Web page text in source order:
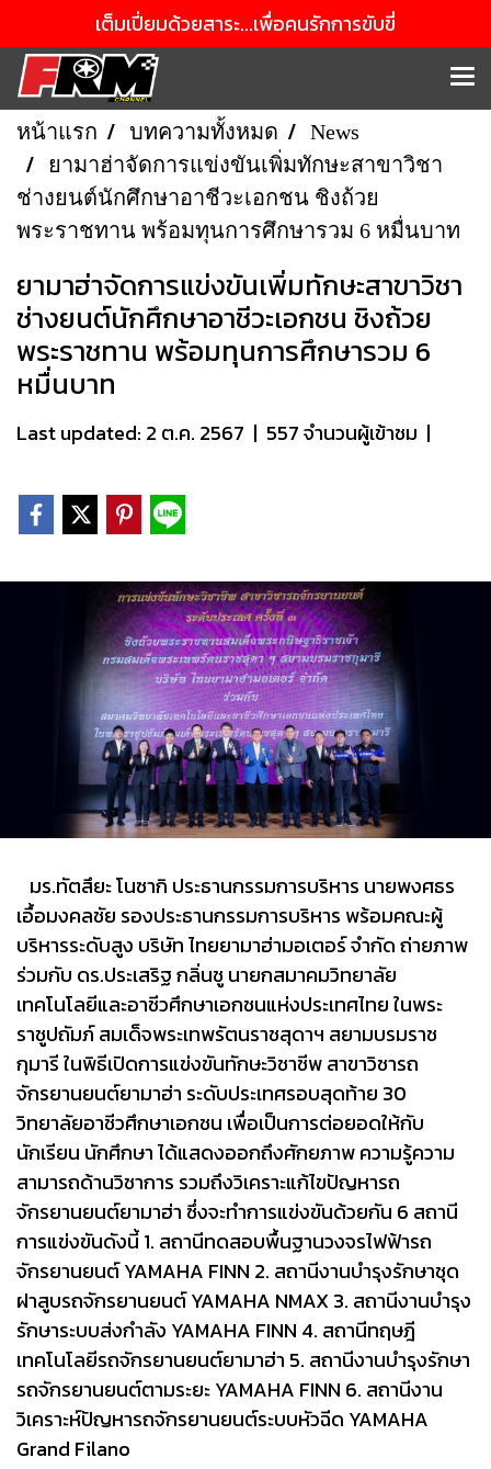
เต็มเปี่ยมด้วยสาระ...เพื่อคนรักการขับขี่
หน้าแรก บทความทั้งหมด
News
ยามาฮ่าจัดการแข่งขันเพิ่มทักษะสาขาวิชา
ช่างยนต์นักศึกษาอาชีวะเอกชน ชิงถ้วย
พระราชทาน พร้อมทุนการศึกษารวม 6 หมื่นบาท
ยามาฮ่าจัดการแข่งขันเพิ่มทักษะสาขาวิชา
ช่างยนต์นักศึกษาอาชีวะเอกชน ชิงถ้วย
พระราชทาน พร้อมทุนการศึกษารวม 6
หมื่นบาท
Last updated: 2 ต.ค. 2567 | 557 จำนวนผู้เข้าชม |
มร.ทัตสึยะ โนซากิ ประธานกรรมการบริหาร นายพงศธร
เอื้อมงคลชัย รองประธานกรรมการบริหาร พร้อมคณะผู้
บริหารระดับสูง บริษัท ไทยยามาฮ่ามอเตอร์ จำกัด ถ่ายภาพ
ร่วมกับ ดร.ประเสริฐ กลิ่นชู นายกสมาคมวิทยาลัย
เทคโนโลยีและอาชีวศึกษาเอกชนแห่งประเทศไทย ในพระ
ราชูปถัมภ์ สมเด็จพระเทพรัตนราชสุดาฯ สยามบรมราช
กุมารี ในพิธีเปิดการแข่งขันทักษะวิชาชีพ สาขาวิชารถ
จักรยานยนต์ยามาฮ่า ระดับประเทศรอบสุดท้าย 30
วิทยาลัยอาชีวศึกษาเอกชน เพื่อเป็นการต่อยอดให้กับ
นักเรียน นักศึกษา ได้แสดงออกถึงศักยภาพ ความรู้ความ
สามารถด้านวิชาการ รวมถึงวิเคราะแก้ไขปัญหารถ
จักรยานยนต์ยามาฮ่า ซึ่งจะทำการแข่งขันด้วยกัน 6 สถานี
การแข่งขันดังนี้ 1. สถานีทดสอบพื้นฐานวงจรไฟฟ้ารถ
จักรยานยนต์ YAMAHA FINN 2. สถานีงานบำรุงรักษาชุด
ฝาสูบรถจักรยานยนต์ YAMAHA NMAX 3. สถานีงานบำรุง
รักษาระบบส่งกำลัง YAMAHA FINN 4. สถานีทฤษฎี
เทคโนโลยีรถจักรยานยนต์ยามาฮ่า 5. สถานีงานบำรุงรักษา
รถจักรยานยนต์ตามระยะ YAMAHA FINN 6. สถานีงาน
วิเคราะห์ปัญหารถจักรยานยนต์ระบบหัวฉีด YAMAHA
Grand Filano